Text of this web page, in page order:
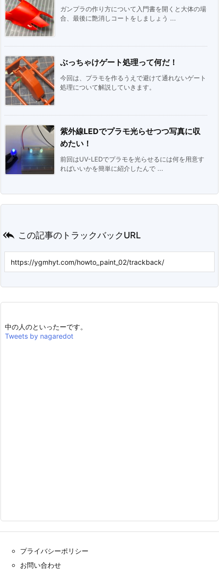
ガンプラの作り方について入門書を開くと大体の場
合、最後に艶消しコートをしましょう ...
ぶっちゃけゲート処理って何だ！
今回は、プラモを作るうえで避けて通れないゲート
処理について解説していきます。
紫外線LEDでプラモ光らせつつ写真に収
めたい！
前回はUV-LEDでプラモを光らせるには何を用意す
ればいいかを簡単に紹介したんで ...
 この記事のトラックバックURL
中の人のといったーです。
Tweets by nagaredot
プライバシーポリシー
お問い合わせ